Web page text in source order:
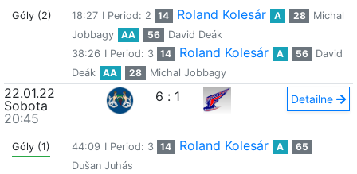
Góly (2) 18:27 I Period: 2 14 Roland Kolesár A 28
Michal
Jobbagy
AA 56
David Deák
38:26 I Period: 3 14 Roland Kolesár A 56
David
Deák
AA 28 Michal Jobbagy
22.01.22
Sobota
20:45
6 : 1 Detailne
Góly (1) 44:09 I Period: 3 14 Roland Kolesár A
65
Dušan Juhás